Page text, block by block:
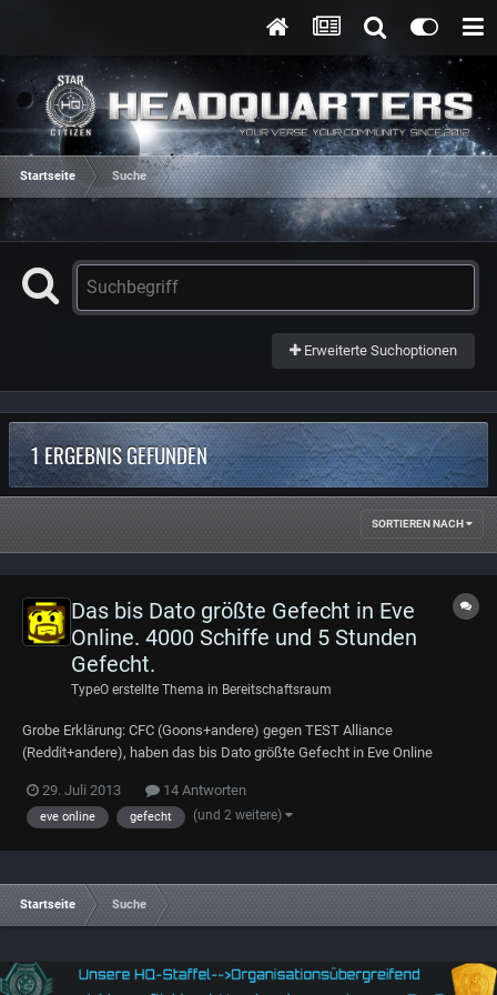
Startseite Suche
Erweiterte Suchoptionen
1 ERGEBNIS GEFUNDEN
SORTIEREN NACH
Das bis Dato größte Gefecht in Eve
Online. 4000 Schiffe und 5 Stunden
Gefecht.
TypeO erstellte Thema in Bereitschaftsraum
Grobe Erklärung: CFC (Goons+andere) gegen TEST Alliance
(Reddit+andere), haben das bis Dato größte Gefecht in Eve Online
dieses Gefecht leider für sich entschieden. Wer es etwas genauer
nachlesen will, kann das hier tun:http:/...
29. Juli 2013 14 Antworten
eve online gefecht (und 2 weitere)
Startseite Suche